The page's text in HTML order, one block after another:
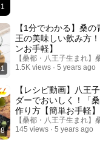
【1分でわかる】桑
王の美味しい飲み方
ンお手軽】
【桑都・八王子生まれ】
1.5K views
5 years ago
【レシピ動画】八王
ダーでおいしく！「
作り方【簡単お手軽】
【桑都・八王子生まれ】
145 views
5 years ago